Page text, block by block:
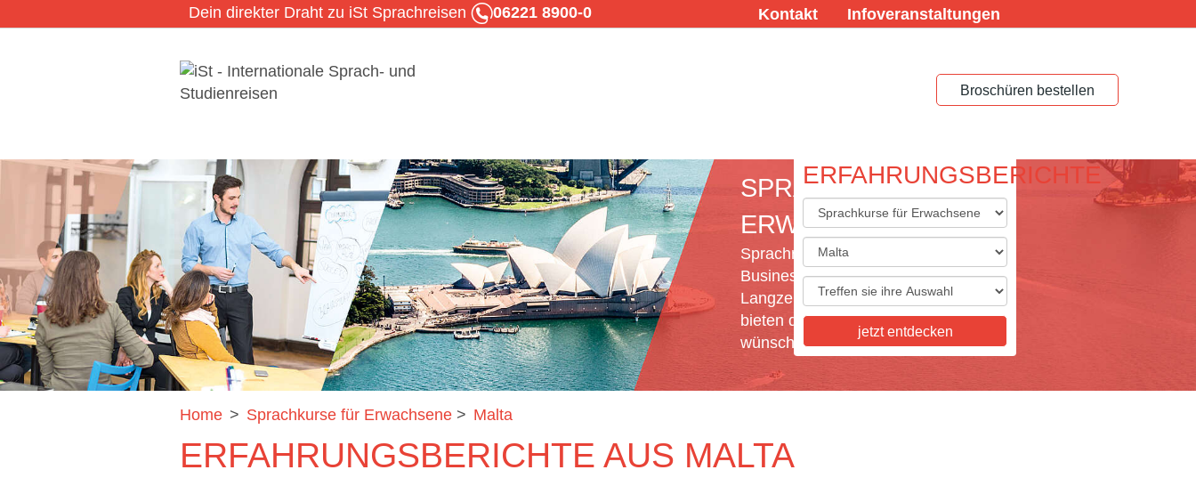
Dein direkter Draht zu iSt Sprachreisen 06221 8900-0 Kontakt Infoveranstaltungen
Broschüren bestellen
ERFAHRUNGSBERICHTE
jetzt entdecken
SPRACHREISEN FÜR
ERWACHSENE
Sprachreisen für Erwachsene,
Businesskurse, Studienaufenthalte,
Langzeitkurse, Examenskurse - wir
bieten die Vielfalt, die Sie sich
wünschen! Informieren Sie sich hier.
Home > Sprachkurse für Erwachsene > Malta
ERFAHRUNGSBERICHTE AUS MALTA